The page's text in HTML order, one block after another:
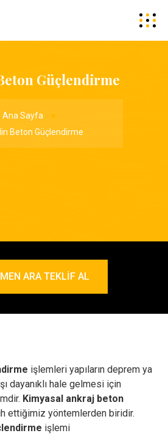
Güçlendirme
Ana Sayfa
Beton Güçlendirme
ARA TEKLIF AL
işlemleri yapıların deprem ya
dayanıklı hale gelmesi için
Kimyasal ankraj beton
ettiğimiz yöntemlerden biridir.
işlemi